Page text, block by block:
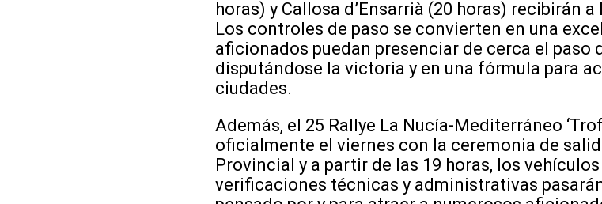
horas) y Callosa d’Ensarrià (20 horas) recibirán
Los controles de paso se convierten en una
aficionados puedan presenciar de cerca el paso
disputándose la victoria y en una fórmula para
ciudades.
Además, el 25 Rallye La Nucía-Mediterráneo
oficialmente el viernes con la ceremonia de
Provincial y a partir de las 19 horas, los
verificaciones técnicas y administrativas